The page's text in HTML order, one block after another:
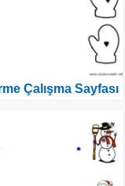
Çalışma Sayfası